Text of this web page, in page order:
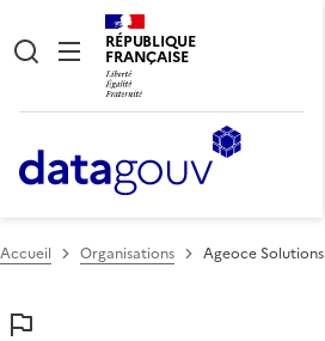
RÉPUBLIQUE
FRANÇAISE
Accueil Organisations Ageoce Solutions